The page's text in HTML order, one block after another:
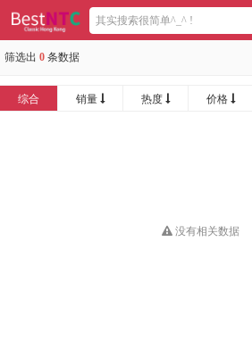
筛选出 0 条数据
综合 销量 热度 价格
没有相关数据